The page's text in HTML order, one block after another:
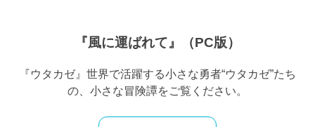
『風に運ばれて』（PC版）
『ウタカゼ』世界で活躍する小さな勇者“ウタカゼ”たち
の、小さな冒険譚をご覧ください。